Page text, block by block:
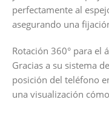
perfectamente al
asegurando una
Rotación 360° para el
Gracias a su sistema
posición del teléfono
una visualización